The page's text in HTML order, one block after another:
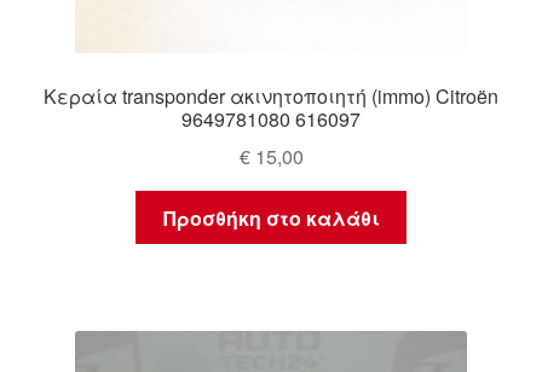
Κεραία transponder ακινητοποιητή (immo) Citroën
9649781080 616097
€15,00
Προσθήκη στο καλάθι